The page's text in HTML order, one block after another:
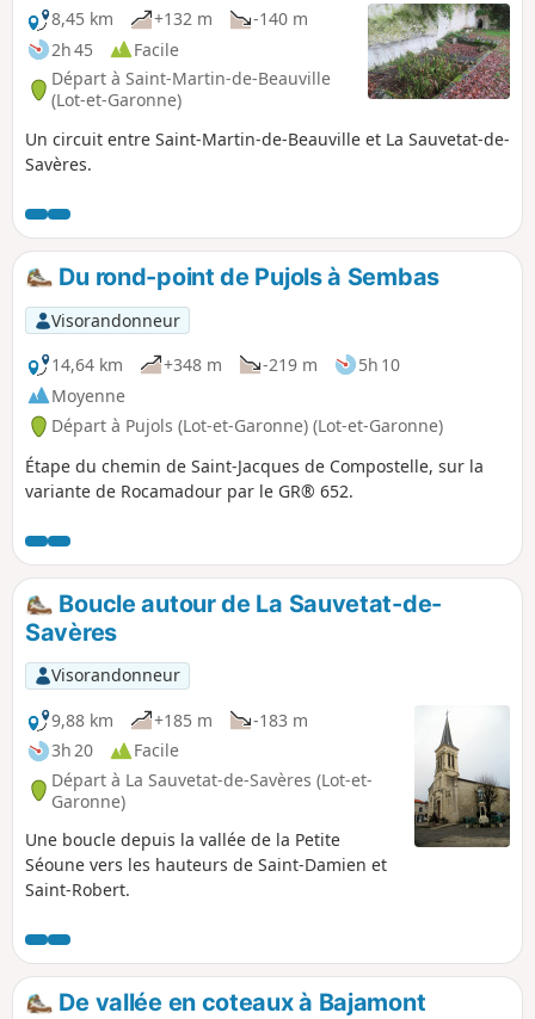
8,45 km
+132 m
-140 m
2h 45
Facile
Départ à Saint-Martin-de-Beauville
(Lot-et-Garonne)
Un circuit entre Saint-Martin-de-Beauville et La Sauvetat-de-
Savères.
Du rond-point de Pujols à Sembas
Visorandonneur
14,64 km
+348 m -219 m
5h 10
Moyenne
Départ à Pujols (Lot-et-Garonne) (Lot-et-Garonne)
Étape du chemin de Saint-Jacques de Compostelle, sur la
variante de Rocamadour par le GR® 652.
Boucle autour de La Sauvetat-de-
Savères
Visorandonneur
9,88 km
+185 m
-183 m
3h 20
Facile
Départ à La Sauvetat-de-Savères (Lot-et-
Garonne)
Une boucle depuis la vallée de la Petite
Séoune vers les hauteurs de Saint-Damien et
Saint-Robert.
De vallée en coteaux à Bajamont